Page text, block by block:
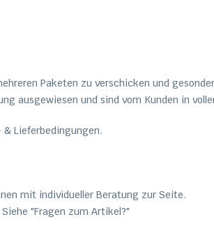
Paketen zu verschicken und
ausgewiesen und sind vom Kunden in
Lieferbedingungen.
mit individueller Beratung zur Seite.
"Fragen zum Artikel?"